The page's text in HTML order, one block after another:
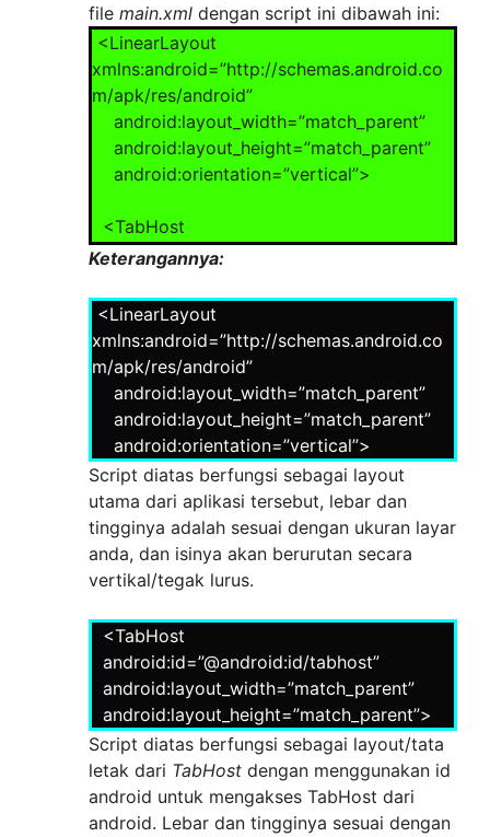
file main.xml dengan script ini dibawah ini:
<LinearLayout
xmlns:android=”http://schemas.android.co
m/apk/res/android”
android:layout_width=”match_parent”
android:layout_height=”match_parent”
android:orientation=”vertical”>
<TabHost
android:id=”@android:id/tabhost”
android:layout_height=”match_parent”>
<LinearLayout
android:layout_width=”match_parent”
android:layout_height=”match_parent”
android:orientation=”vertical”>
<TabWidget
android:layout_width=”match_parent”
android:id=”@android:id/tabs”
android:layout_height=”wrap_content”/>
<FrameLayout
android:layout_width=”match_parent”
android:layout_height=”match_parent”
android:id=”@android:id/tabcontent”/>
</LinearLayout>
</TabHost>
</LinearLayout>
Keterangannya:
<LinearLayout
xmlns:android=”http://schemas.android.co
m/apk/res/android”
android:layout_width=”match_parent”
android:layout_height=”match_parent”
android:orientation=”vertical”>
Script diatas berfungsi sebagai layout
utama dari aplikasi tersebut, lebar dan
tingginya adalah sesuai dengan ukuran layar
anda, dan isinya akan berurutan secara
vertikal/tegak lurus.
<TabHost
android:id=”@android:id/tabhost”
android:layout_width=”match_parent”
android:layout_height=”match_parent”>
Script diatas berfungsi sebagai layout/tata
letak dari TabHost dengan menggunakan id
android untuk mengakses TabHost dari
android. Lebar dan tingginya sesuai dengan